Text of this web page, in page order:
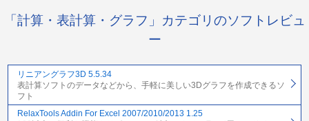
「計算・表計算・グラフ」カテゴリのソフトレビュ
ー
リニアングラフ3D 5.5.34
表計算ソフトのデータなどから、手軽に美しい3Dグラフを作成できるソ
フト
RelaxTools Addin For Excel 2007/2010/2013 1.25